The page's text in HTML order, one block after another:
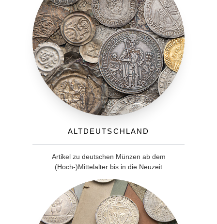
Altdeutschland
Artikel zu deutschen Münzen ab dem
(Hoch-)Mittelalter bis in die Neuzeit